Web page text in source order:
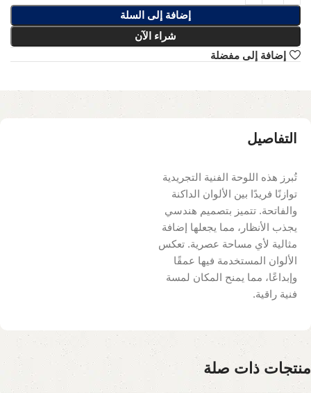
إضافة إلى السلة
شراء الآن
إضافة إلى مفضلة
التفاصيل
تُبرز هذه اللوحة الفنية التجريدية
توازنًا فريدًا بين الألوان الداكنة
والفاتحة. تتميز بتصميم هندسي
يجذب الأنظار، مما يجعلها إضافة
مثالية لأي مساحة عصرية. تعكس
الألوان المستخدمة فيها عمقًا
وإبداعًا، مما يمنح المكان لمسة
فنية راقية.
منتجات ذات صلة